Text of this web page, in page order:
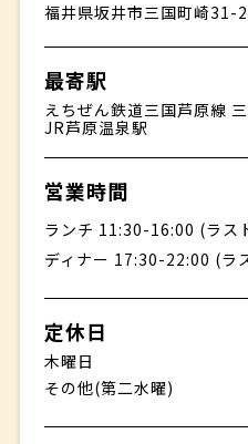
福井県坂井市三国町崎31-
最寄駅
えちぜん鉄道三国芦原線
JR芦原温泉駅
営業時間
ランチ 11:30-16:00 (ラス
ディナー 17:30-22:00 (ラ
定休日
木曜日
その他(第二水曜)